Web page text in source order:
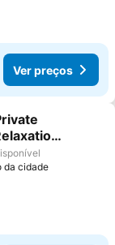
Ver preços
favoritos
da cidade